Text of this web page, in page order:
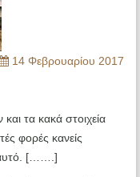
14 Φεβρουαρίου 2017
τα κακά στοιχεία
φορές κανείς
αυτό. […….]